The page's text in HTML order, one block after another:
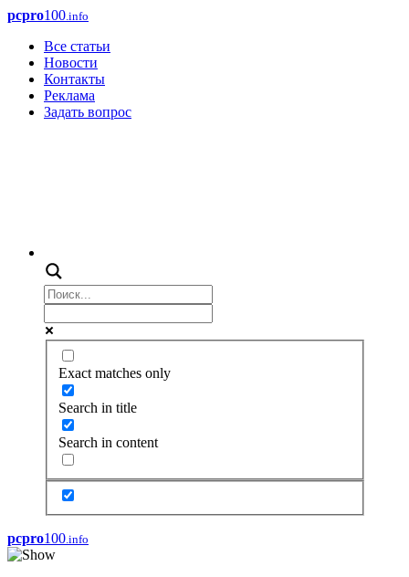
pcpro100.info
Все статьи
Новости
Контакты
Реклама
Задать вопрос
Exact matches only
Search in title
Search in content
pcpro100.info